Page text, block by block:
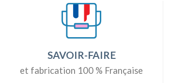
SAVOIR-FAIRE
et fabrication 100 % Française